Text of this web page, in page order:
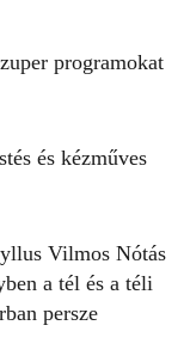
programokat
és kézműves
Vilmos Nótás
a tél és a téli
persze